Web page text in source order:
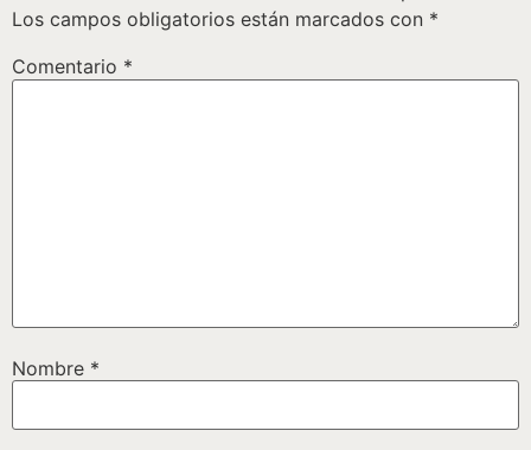
Los campos obligatorios están marcados con *
Comentario *
Nombre *